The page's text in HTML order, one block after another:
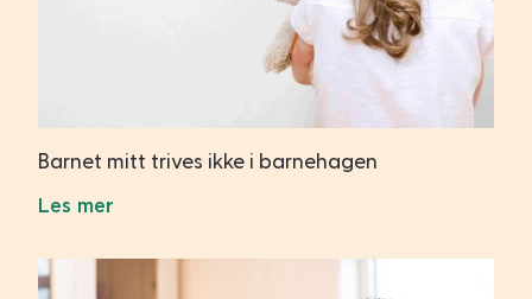
Barnet mitt trives ikke i barnehagen
Les mer